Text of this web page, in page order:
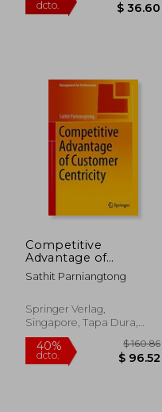
45%
dcto. $
Competitive
Advantage of
Customer Centricity
(Management for
Sathit Parniangtong
Springer Verlag,
Singapore, Tapa Dura,
Nuevo